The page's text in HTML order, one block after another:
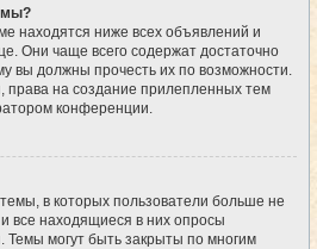
находятся ниже всех объявлений и
Они чаще всего содержат достаточно
вы должны прочесть их по возможности.
права на создание прилепленных тем
конференции.
в которых пользователи больше не
все находящиеся в них опросы
Темы могут быть закрыты по многим